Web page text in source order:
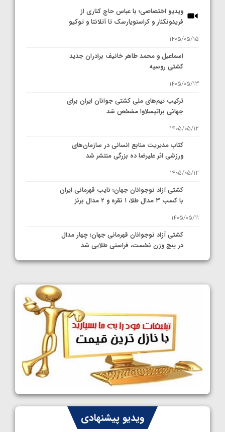
ویدیو اختصاصی؛ با عباس حاج کناری از
فریدونکنار و کراسنویارسک تا آتلانتا و توکیو
1405/05/15
اسماعیل و محمد طاهر خانیف برادران جدید
کشتی روسیه
1405/05/13
ترکیب تیم‌های ملی کشتی جوانان ایران برای
جهانی براتیسلاوا مشخص شد
1405/05/12
کتاب مدیریت منابع انسانی در سازمان‌های
ورزشی اثر علیرضا ده بزرگی منتشر شد
1405/05/12
کشتی آزاد نوجوانان جهان؛ نایب قهرمانی ایران
با کسب ۳ مدال طلا، ۱ نقره و ۲ مدال برنز
1405/05/11
کشتی آزاد نوجوانان قهرمانی جهان؛ چهار مدال
در پنج وزن نخست، فراستی طلایی شد
1405/05/11
کشتی آزاد نوجوانان جهان؛ رقبای نمایندگان
ایران مشخص شدند
1405/05/08
کشتی فرنگی نوجوانان جهان؛ سکوی تیمی
سوم برای ایران
1405/05/07
ایران چشم به راه چهار مدال در پنج وزن دوم
کشتی فرنگی نوجوانان جهانویدیو پیشنهادی